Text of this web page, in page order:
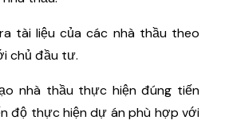
tài liệu của các nhà thầu theo
chủ đầu tư.
nhà thầu thực hiện đúng tiến
độ thực hiện dự án phù hợp với